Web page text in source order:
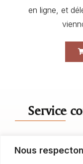
Nous
en ligne, et
Service